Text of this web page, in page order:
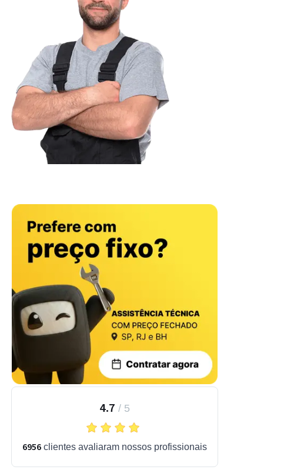
4.7 / 5
6956 clientes avaliaram nossos profissionais